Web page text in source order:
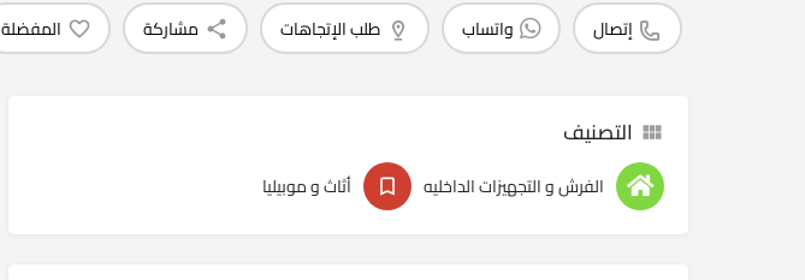
إتصال واتساب طلب الإتجاهات مشاركة المفضلة
التصنيف
الفرش و التجهيزات الداخليه أثاث و موبيليا